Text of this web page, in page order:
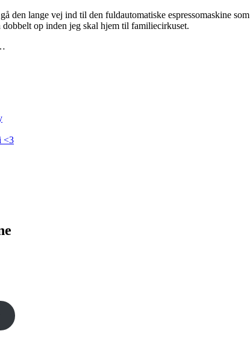
den lange vej ind til den fuldautomatiske espressomaskine som
op inden jeg skal hjem til familiecirkuset.
<3